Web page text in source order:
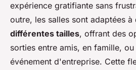
expérience gratifiante sans
outre, les salles sont adaptées à
différentes tailles, offrant des
sorties entre amis, en famille,
événement d'entreprise. Cette